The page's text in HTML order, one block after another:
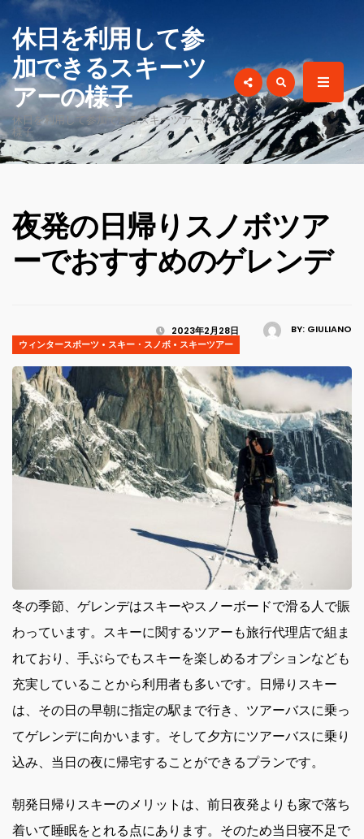
休日を利用して参
加できるスキーツ
アーの様子
休日を利用して参加できるスキーツアーの
様子
夜発の日帰りスノボツア
ーでおすすめのゲレンデ
BY: GIULIANO
2023年2月28日
ウィンタースポーツ • スキー・スノボ • スキーツアー
冬の季節、ゲレンデはスキーやスノーボードで滑る人で賑
わっています。 スキーに関するツアーも旅行代理店で組ま
れており、手ぶらでもスキーを楽しめるオプションなども
充実していることから利用者も多いです。日帰りスキー
は、その日の早朝に指定の駅まで行き、ツアーバスに乗っ
てゲレンデに向かいます。そして夕方にツアーバスに乗り
込み、当日の夜に帰宅することができるプランです。
朝発日帰りスキーのメリットは、前日夜発よりも家で落ち
着いて睡眠をとれる点にあります。そのため当日寝不足で